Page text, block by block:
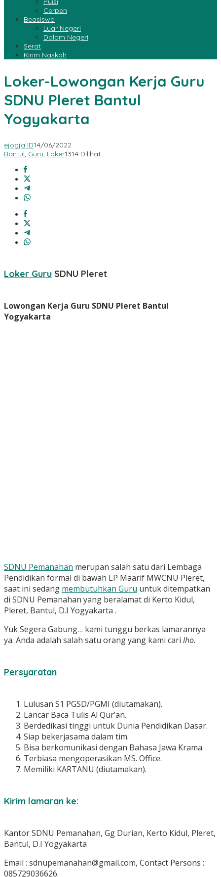
Cerpen
Beasiswa
Luar Negeri
Dalam Negeri
Serat
Kirim Naskah
Loker-Lowongan Kerja Guru
SDNU Pleret Bantul
Yogyakarta
ejogja ID14/06/2022
Bantul, Guru, Loker1314 Dilihat
Loker Guru SDNU Pleret
Lowongan Kerja Guru SDNU Pleret Bantul
Yogyakarta
SDNU Pemanahan merupan salah satu dari Lembaga
Pendidikan formal di bawah LP Maarif MWCNU Pleret,
saat ini sedang membutuhkan Guru untuk ditempatkan
di SDNU Pemanahan yang beralamat di Kerto Kidul,
Pleret, Bantul, D.I Yogyakarta .
Yuk Segera Gabung… kami tunggu berkas lamarannya
ya. Anda adalah salah satu orang yang kami cari lho.
Persyaratan
Lulusan S1 PGSD/PGMI (diutamakan).
Lancar Baca Tulis Al Qur’an.
Berdedikasi tinggi untuk Dunia Pendidikan Dasar.
Siap bekerjasama dalam tim.
Bisa berkomunikasi dengan Bahasa Jawa Krama.
Terbiasa mengoperasikan MS. Office.
Memiliki KARTANU (diutamakan).
Kirim lamaran ke:
Kantor SDNU Pemanahan, Gg Durian, Kerto Kidul, Pleret,
Bantul, D.I Yogyakarta
Email : sdnupemanahan@gmail.com, Contact Persons :
085729036626.